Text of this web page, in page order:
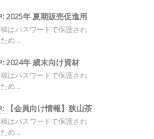
2025年 夏期販売促進用
はパスワードで保護され
め...
2024年 歳末向け資材
はパスワードで保護され
め...
: 【会員向け情報】狭山茶
...
はパスワードで保護され
め...